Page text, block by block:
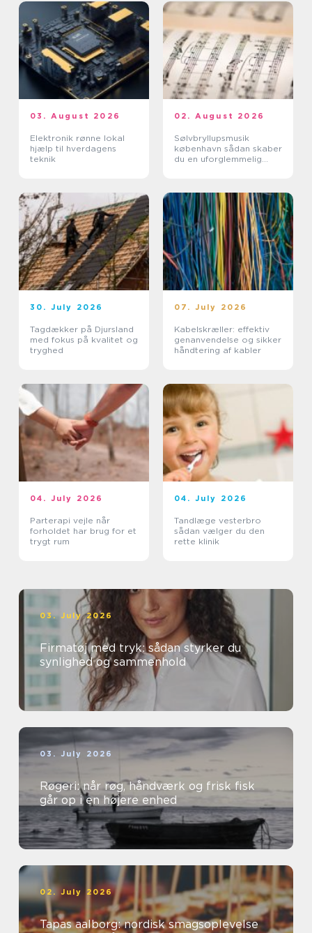
03. August 2026
Elektronik rønne lokal
hjælp til hverdagens
teknik
02. August 2026
Sølvbryllupsmusik
københavn sådan skaber
du en uforglemmelig
30. July 2026
Tagdækker på Djursland
med fokus på kvalitet og
tryghed
07. July 2026
Kabelskræller: effektiv
genanvendelse og sikker
håndtering af kabler
04. July 2026
Parterapi vejle når
forholdet har brug for et
trygt rum
04. July 2026
Tandlæge vesterbro
sådan vælger du den
rette klinik
03. July 2026
Firmatøj med tryk: sådan styrker du
synlighed og sammenhold
03. July 2026
Røgeri: når røg, håndværk og frisk fisk
går op i en højere enhed
02. July 2026
Tapas aalborg: nordisk smagsoplevelse